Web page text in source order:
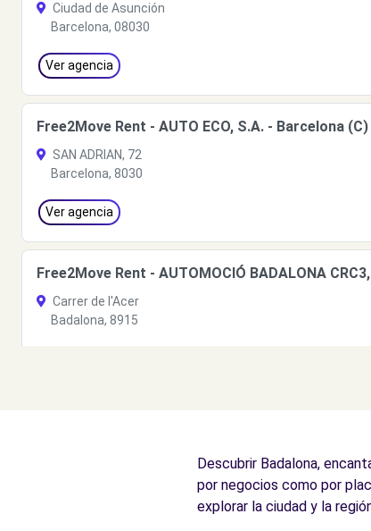
Ciudad de Asunción
Barcelona, 08030
Ver agencia
Free2Move Rent - AUTO ECO, S.A. - Barcelona
SAN ADRIAN, 72
Barcelona, 8030
Ver agencia
Free2Move Rent - AUTOMOCIÓ BADALONA
Carrer de l'Acer
Badalona, 8915
Descubrir Badalona,
por negocios como por
explorar la ciudad y la